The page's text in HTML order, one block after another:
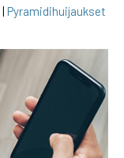
| Pyramidihuijaukset